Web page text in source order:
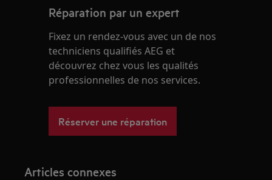
Réparation par un expert
Fixez un rendez-vous avec un de nos
techniciens qualifiés AEG et
découvrez chez vous les qualités
professionnelles de nos services.
Réserver une réparation
Articles connexes